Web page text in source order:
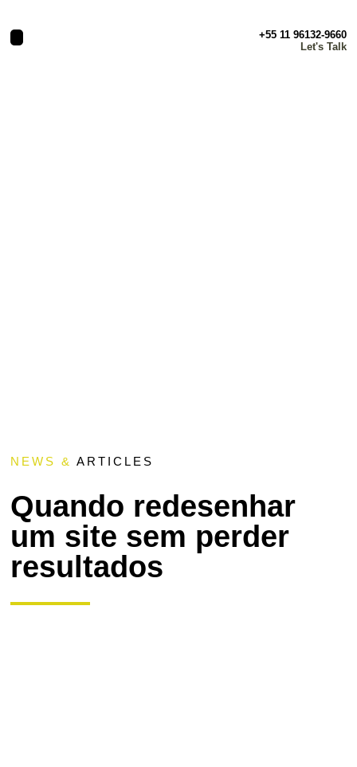
+55 11 96132-9660
Let's Talk
NEWS & ARTICLES
Quando redesenhar
um site sem perder
resultados